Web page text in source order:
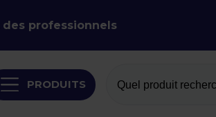
professionnels
PRODUITS Quel produit